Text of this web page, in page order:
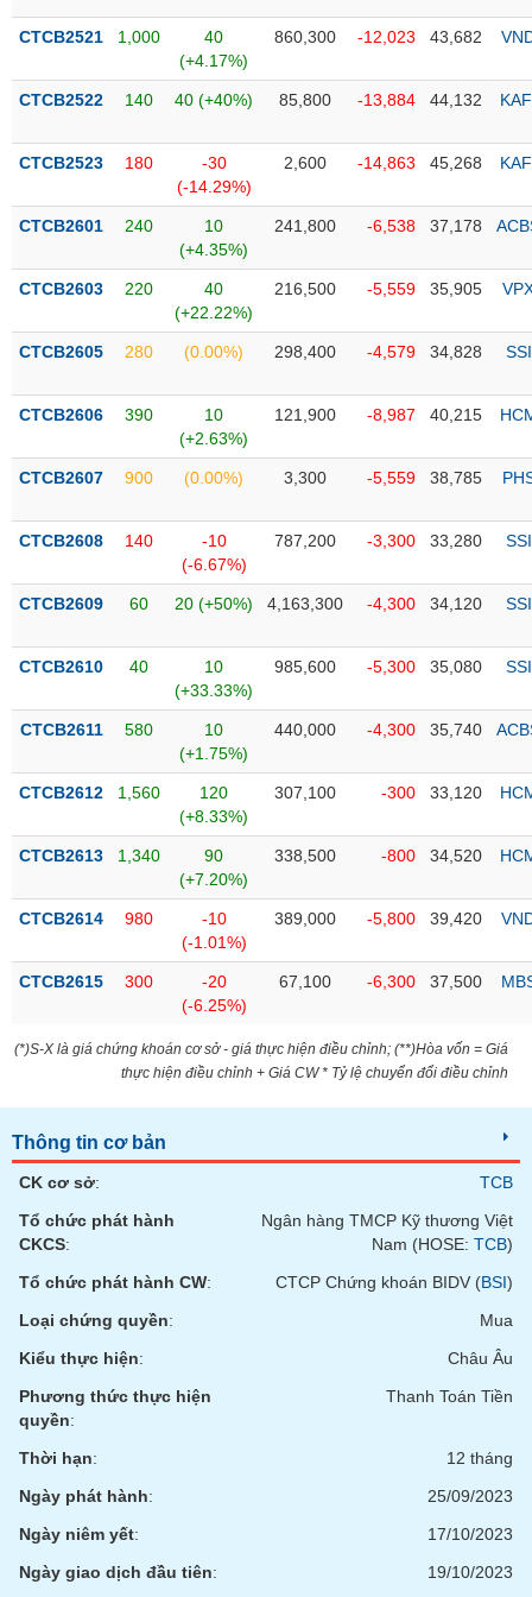
Trạng
cổ
Quy
thị
trường
Niêm
yết
Niêm
yết
Niêm
bổ
Hủy
yết
dõi
đặc
Không
ký
Danh
ETF
dịch
Tài
chính
Phân
tích
thuật
Hồ
sơ
doanh
tức
sự
CTCB2521 1,000
40
(+4.17%)
860,300 -12,023 43,682
CTCB2522 140 40 (+40%) 85,800 -13,884 44,132
CTCB2523 180
-30
(-14.29%)
2,600 -14,863 45,268
CTCB2601 240
10
(+4.35%)
241,800 -6,538 37,178
CTCB2603 220
40
(+22.22%)
216,500 -5,559 35,905
CTCB2605 280 (0.00%) 298,400 -4,579 34,828 SSI
CTCB2606 390
10
(+2.63%)
121,900 -8,987 40,215
CTCB2607 900 (0.00%) 3,300 -5,559 38,785
CTCB2608 140
-10
(-6.67%)
787,200 -3,300 33,280 SSI
CTCB2609 60 20 (+50%) 4,163,300 -4,300 34,120 SSI
CTCB2610 40
10
(+33.33%)
985,600 -5,300 35,080 SSI
CTCB2611 580
10
(+1.75%)
440,000 -4,300 35,740
CTCB2612 1,560
120
(+8.33%)
307,100 -300 33,120
CTCB2613 1,340
90
(+7.20%)
338,500 -800 34,520
CTCB2614 980
-10
(-1.01%)
389,000 -5,800 39,420
CTCB2615 300
-20
(-6.25%)
67,100 -6,300 37,500
(*)S-X là giá chứng khoán cơ sở - giá thực hiện điều chỉnh; (**)Hòa vốn = Giá
thực hiện điều chỉnh + Giá CW * Tỷ lệ chuyển đổi điều chỉnh
Thông tin cơ bản
CK cơ sở:
TCB
Tổ chức phát hành
CKCS:
Ngân hàng TMCP Kỹ thương Việt
Nam (HOSE: TCB)
Tổ chức phát hành CW: CTCP Chứng khoán BIDV (BSI)
Loại chứng quyền:
Mua
Kiểu thực hiện:
Châu Âu
Phương thức thực hiện
quyền:
Thanh Toán Tiền
Thời hạn:
12 tháng
Ngày phát hành:
25/09/2023
Ngày niêm yết:
17/10/2023
Ngày giao dịch đầu tiên: 19/10/2023
NGÀNH
NGHIỆP
CỔ
PHÁI
SINH
PHIẾU
CỤ
TƯ
XUẤT
TIN
NĂNG
VẬT
LIỆU
CÔNG
NGHIỆP